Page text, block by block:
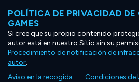
POLÍTICA DE PRIVACIDAD DE
GAMES
Si cree que su propio contenido
autor está en nuestro Sitio sin su
Procedimiento de notificación de
autor.
Aviso en la recogida
Condiciones de